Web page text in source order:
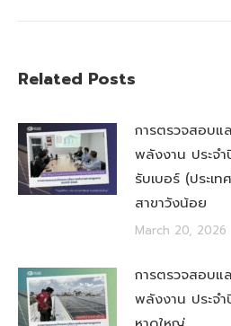
Related Posts
การตรวจสอบแ
พลังงาน ประจ
รับเบอร์ (ประเ
สาขาวังน้อย
March 20, 2026
การตรวจสอบแ
พลังงาน ประจ